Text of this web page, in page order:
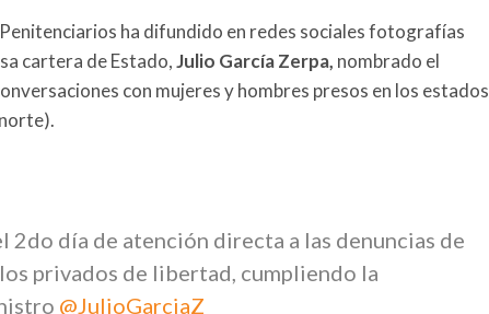
ha difundido en redes sociales fotografías
cartera de Estado,Julio García Zerpa, nombrado el
con mujeres y hombres presos en los estados
2do día de atención directa a las denuncias de
privados de libertad, cumpliendo la
@JulioGarciaZ